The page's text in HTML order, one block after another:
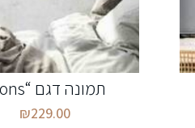
תמונה דגם “lions”
₪229.00